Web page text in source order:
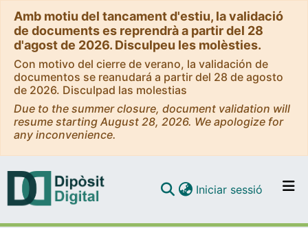
Amb motiu del tancament d'estiu, la validació
de documents es reprendrà a partir del 28
d'agost de 2026. Disculpeu les molèsties.
Con motivo del cierre de verano, la validación de
documentos se reanudará a partir del 28 de agosto
de 2026. Disculpad las molestias
Due to the summer closure, document validation will
resume starting August 28, 2026. We apologize for
any inconvenience.
Iniciar sessió (current)